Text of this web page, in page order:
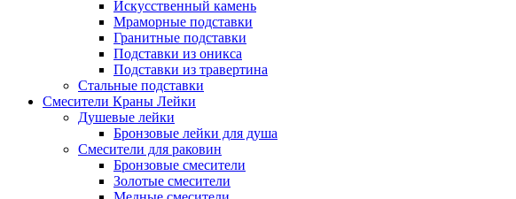
Искусственный камень
Мраморные подставки
Гранитные подставки
Подставки из оникса
Подставки из травертина
Стальные подставки
Смесители Краны Лейки
Душевые лейки
Бронзовые лейки для душа
Смесители для раковин
Бронзовые смесители
Золотые смесители